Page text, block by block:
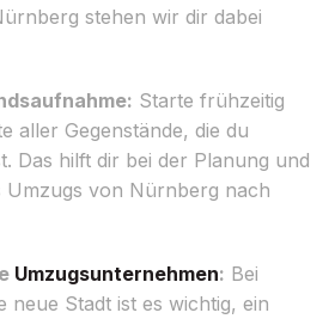
stehen wir dir dabei
Starte frühzeitig
aller Gegenstände, die du
Das hilft dir bei der Planung und
Umzugs von Nürnberg nach
Umzugsunternehmen: Bei
neue Stadt ist es wichtig, ein